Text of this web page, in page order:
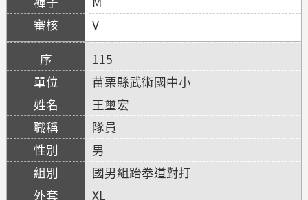
V
115
苗栗縣武術國中小
王璽宏
隊員
男
國男組跆拳道對打
XL